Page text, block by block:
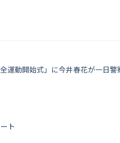
運動開始式」に今井春花が一日
ト